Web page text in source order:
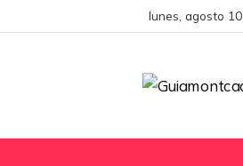
lunes, agosto 10